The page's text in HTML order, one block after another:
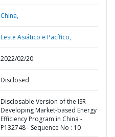
China,
Leste Asiático e Pacífico,
2022/02/20
Disclosed
Disclosable Version of the ISR -
Developing Market-based Energy
Efficiency Program in China -
P132748 - Sequence No : 10